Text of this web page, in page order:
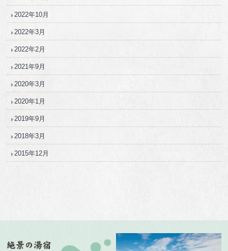
2022年10月
2022年3月
2022年2月
2021年9月
2020年3月
2020年1月
2019年9月
2018年3月
2015年12月